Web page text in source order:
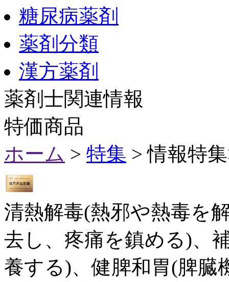
糖尿病薬剤
薬剤分類
漢方薬剤
薬剤士関連情報
特価商品
ホーム > 特集 > 情報特
清熱解毒(熱邪や熱毒を
去し、疼痛を鎮める)、
養する)、健脾和胃(脾臓